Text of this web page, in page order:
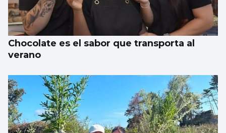
Chocolate es el sabor que transporta al
verano